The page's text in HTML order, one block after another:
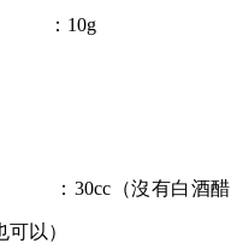
10g
（沒有白酒醋的
以）